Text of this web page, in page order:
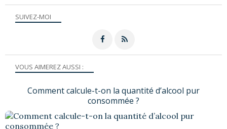
SUIVEZ-MOI
VOUS AIMEREZ AUSSI :
Comment calcule-t-on la quantité d’alcool pur
consommée ?